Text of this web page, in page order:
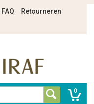
FAQ
Retourneren
0